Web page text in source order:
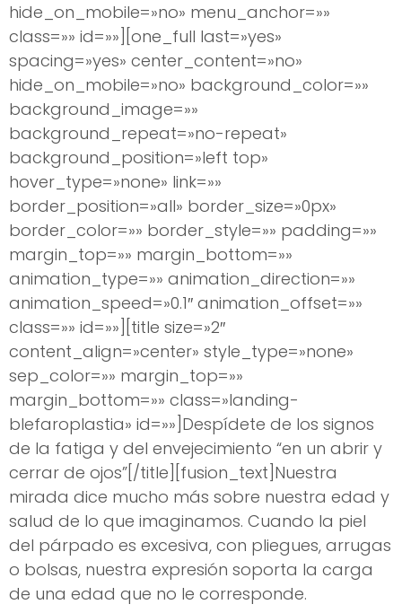
hide_on_mobile=»no» menu_anchor=»»
class=»» id=»»][one_full last=»yes»
spacing=»yes» center_content=»no»
hide_on_mobile=»no» background_color=»»
background_image=»»
background_repeat=»no-repeat»
background_position=»left top»
hover_type=»none» link=»»
border_position=»all» border_size=»0px»
border_color=»» border_style=»» padding=»»
margin_top=»» margin_bottom=»»
animation_type=»» animation_direction=»»
animation_speed=»0.1″ animation_offset=»»
class=»» id=»»][title size=»2″
content_align=»center» style_type=»none»
sep_color=»» margin_top=»»
margin_bottom=»» class=»landing-
blefaroplastia» id=»»]Despídete de los signos
de la fatiga y del envejecimiento “en un abrir y
cerrar de ojos”[/title][fusion_text]Nuestra
mirada dice mucho más sobre nuestra edad y
salud de lo que imaginamos. Cuando la piel
del párpado es excesiva, con pliegues, arrugas
o bolsas, nuestra expresión soporta la carga
de una edad que no le corresponde.